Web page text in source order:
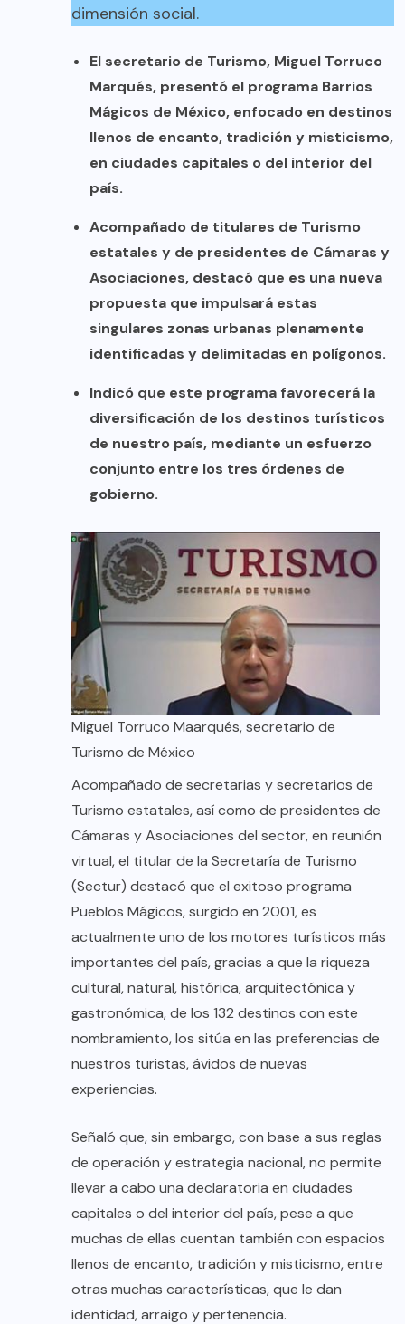
dimensión social.
El secretario de Turismo, Miguel Torruco
Marqués, presentó el programa Barrios
Mágicos de México, enfocado en destinos
llenos de encanto, tradición y misticismo,
en ciudades capitales o del interior del
país.
Acompañado de titulares de Turismo
estatales y de presidentes de Cámaras y
Asociaciones, destacó que es una nueva
propuesta que impulsará estas
singulares zonas urbanas plenamente
identificadas y delimitadas en polígonos.
Indicó que este programa favorecerá la
diversificación de los destinos turísticos
de nuestro país, mediante un esfuerzo
conjunto entre los tres órdenes de
gobierno.
Miguel Torruco Maarqués, secretario de
Turismo de México
Acompañado de secretarias y secretarios de
Turismo estatales, así como de presidentes de
Cámaras y Asociaciones del sector, en reunión
virtual, el titular de la Secretaría de Turismo
(Sectur) destacó que el exitoso programa
Pueblos Mágicos, surgido en 2001, es
actualmente uno de los motores turísticos más
importantes del país, gracias a que la riqueza
cultural, natural, histórica, arquitectónica y
gastronómica, de los 132 destinos con este
nombramiento, los sitúa en las preferencias de
nuestros turistas, ávidos de nuevas
experiencias.
Señaló que, sin embargo, con base a sus reglas
de operación y estrategia nacional, no permite
llevar a cabo una declaratoria en ciudades
capitales o del interior del país, pese a que
muchas de ellas cuentan también con espacios
llenos de encanto, tradición y misticismo, entre
otras muchas características, que le dan
identidad, arraigo y pertenencia.